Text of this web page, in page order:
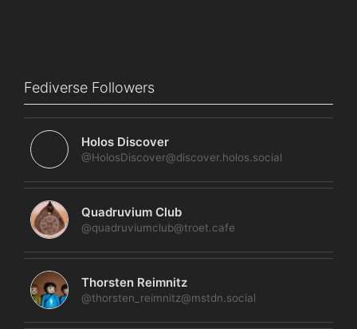
Fediverse Followers
Holos Discover
@HolosDiscover@discover.holos.social
Quadruvium Club
@quadruviumclub@troet.cafe
Thorsten Reimnitz
@thorsten_reimnitz@mstdn.social